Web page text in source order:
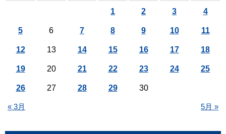
« 3月 5月 »
1 2 3 4
5 6 7 8 9 10 11
12 13 14 15 16 17 18
19 20 21 22 23 24 25
26 27 28 29 30